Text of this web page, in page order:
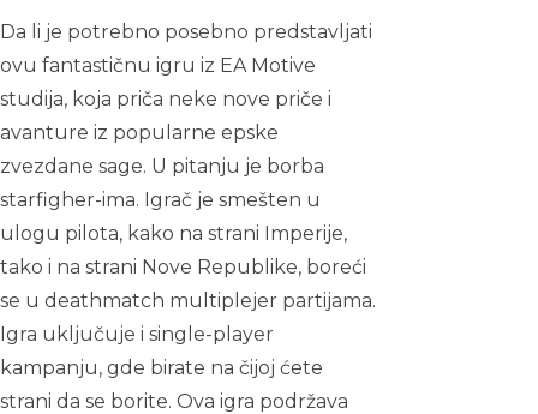
Da li je potrebno posebno predstavljati
ovu fantastičnu igru iz EA Motive
studija, koja priča neke nove priče i
avanture iz popularne epske
zvezdane sage. U pitanju je borba
starfigher-ima. Igrač je smešten u
ulogu pilota, kako na strani Imperije,
tako i na strani Nove Republike, boreći
se u deathmatch multiplejer partijama.
Igra uključuje i single-player
kampanju, gde birate na čijoj ćete
strani da se borite. Ova igra podržava